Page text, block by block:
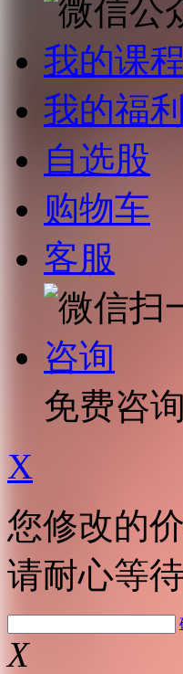
我的课程
我的福利
自选股
购物车
客服
咨询
免费咨询
X
您修改的
请耐心等待
X